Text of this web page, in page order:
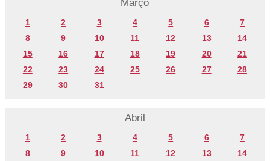
Março
1 2 3 4 5 6
7
8
9 10 11 12 13
14
15
16 17 18 19 20
21
22
23 24 25 26 27
28
29
30 31
Abril
1 2 3 4 5 6
7
8
9 10 11 12 13
14